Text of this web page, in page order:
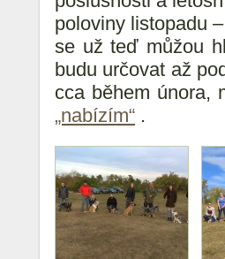
poloviny listopadu
se už teď můžou
budu určovat až
cca během února,
„nabízím“ .